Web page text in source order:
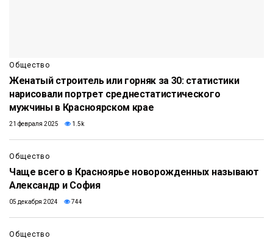
Общество
Женатый строитель или горняк за 30: статистики
нарисовали портрет среднестатистического
мужчины в Красноярском крае
21 февраля 2025 1.5k
Общество
Чаще всего в Красноярье новорожденных называют
Александр и София
05 декабря 2024 744
Общество